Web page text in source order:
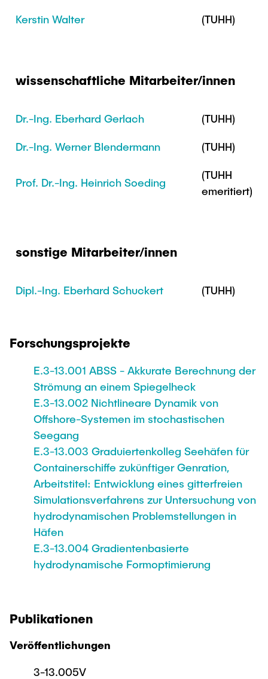
Best Practices Lehre
Lehre im europäischen Verbund (ECIU)
„Biobasierte Prozesse und
Forschung und Institute
Kerstin Walter (TUHH)
wissenschaftliche Mitarbeiter/innen
Dr.-Ing. Eberhard Gerlach (TUHH)
Dr.-Ing. Werner Blendermann (TUHH)
Prof. Dr.-Ing. Heinrich Soeding
(TUHH
emeritiert)
sonstige Mitarbeiter/innen
Dipl.-Ing. Eberhard Schuckert (TUHH)
Forschungsprojekte
E.3-13.001 ABSS - Akkurate Berechnung der
Strömung an einem Spiegelheck
E.3-13.002 Nichtlineare Dynamik von
Offshore-Systemen im stochastischen
Seegang
E.3-13.003 Graduiertenkolleg Seehäfen für
Containerschiffe zukünftiger Genration,
Arbeitstitel: Entwicklung eines gitterfreien
Simulationsverfahrens zur Untersuchung von
hydrodynamischen Problemstellungen in
Häfen
E.3-13.004 Gradientenbasierte
hydrodynamische Formoptimierung
Publikationen
Veröffentlichungen
3-13.005V